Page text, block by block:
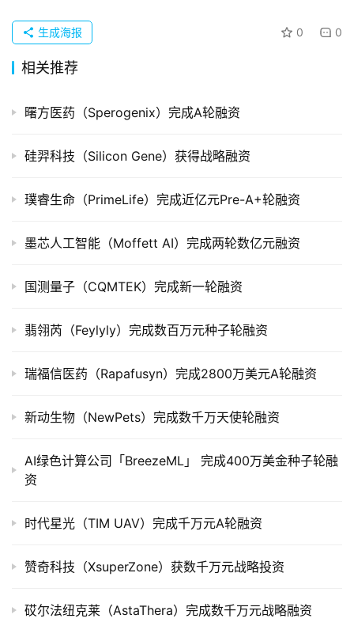
牌
布
并
重
司
投
据
创
学
院
0 0
生成海报
相关推荐
曙方医药（Sperogenix）完成A轮融资
硅羿科技（Silicon Gene）获得战略融资
璞睿生命（PrimeLife）完成近亿元Pre-A+轮融资
墨芯人工智能（Moffett AI）完成两轮数亿元融资
国测量子（CQMTEK）完成新一轮融资
翡翎芮（Feylyly）完成数百万元种子轮融资
瑞福信医药（Rapafusyn）完成2800万美元A轮融资
新动生物（NewPets）完成数千万天使轮融资
AI绿色计算公司「BreezeML」 完成400万美金种子轮融
资
时代星光（TIM UAV）完成千万元A轮融资
赞奇科技（XsuperZone）获数千万元战略投资
砹尔法纽克莱（AstaThera）完成数千万元战略融资